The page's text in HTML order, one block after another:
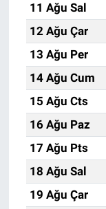
11 Ağu Sal
12 Ağu Çar
13 Ağu Per
14 Ağu Cum
15 Ağu Cts
16 Ağu Paz
17 Ağu Pts
18 Ağu Sal
19 Ağu Çar